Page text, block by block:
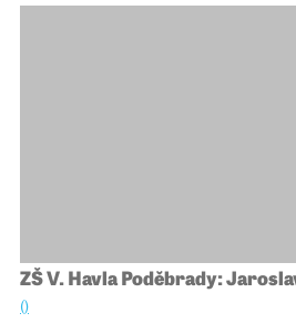
ZŠ V. Havla Poděbrady:
()